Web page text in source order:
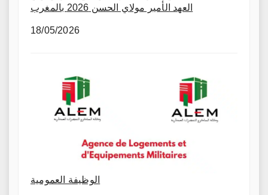
العهد الأمير مولاي الحسن 2026 بالمغرب
18/05/2026
الوظيفة العمومية